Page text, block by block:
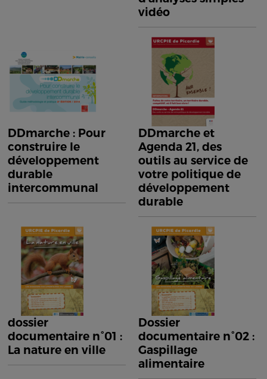
vidéo
DDmarche : Pour
construire le
développement
durable
intercommunal
DDmarche et
Agenda 21, des
outils au service de
votre politique de
développement
durable
dossier
documentaire n°01 :
La nature en ville
Dossier
documentaire n°02 :
Gaspillage
alimentaire